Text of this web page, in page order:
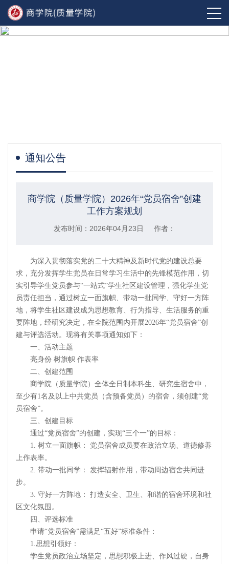
通知公告
商学院（质量学院）2026年“党员宿舍”创建
工作方案规划
发布时间：2026年04月23日 作者：
为深入贯彻落实党的二十大精神及新时代党的建设总要
求，充分发挥学生党员在日常学习生活中的先锋模范作用，切
实引导学生党员参与“一站式”学生社区建设管理，强化学生党
员责任担当，通过树立一面旗帜、带动一批同学、守好一方阵
地，将学生社区建设成为思想教育、行为指导、生活服务的重
要阵地，经研究决定，在全院范围内开展2026年“党员宿舍”创
建与评选活动。现将有关事项通知如下：
一、活动主题
亮身份 树旗帜 作表率
二、创建范围
商学院（质量学院）全体全日制本科生、研究生宿舍中，
至少有1名及以上中共党员（含预备党员）的宿舍，须创建“党
员宿舍”。
三、创建目标
通过“党员宿舍”的创建，实现“三个一”的目标：
1. 树立一面旗帜： 党员宿舍成员要在政治立场、道德修养
上作表率。
2. 带动一批同学： 发挥辐射作用，带动周边宿舍共同进
步。
3. 守好一方阵地： 打造安全、卫生、和谐的宿舍环境和社
区文化氛围。
四、评选标准
申请“党员宿舍”需满足“五好”标准条件：
1.思想引领好：
学生党员政治立场坚定，思想积极上进、作风过硬，自身